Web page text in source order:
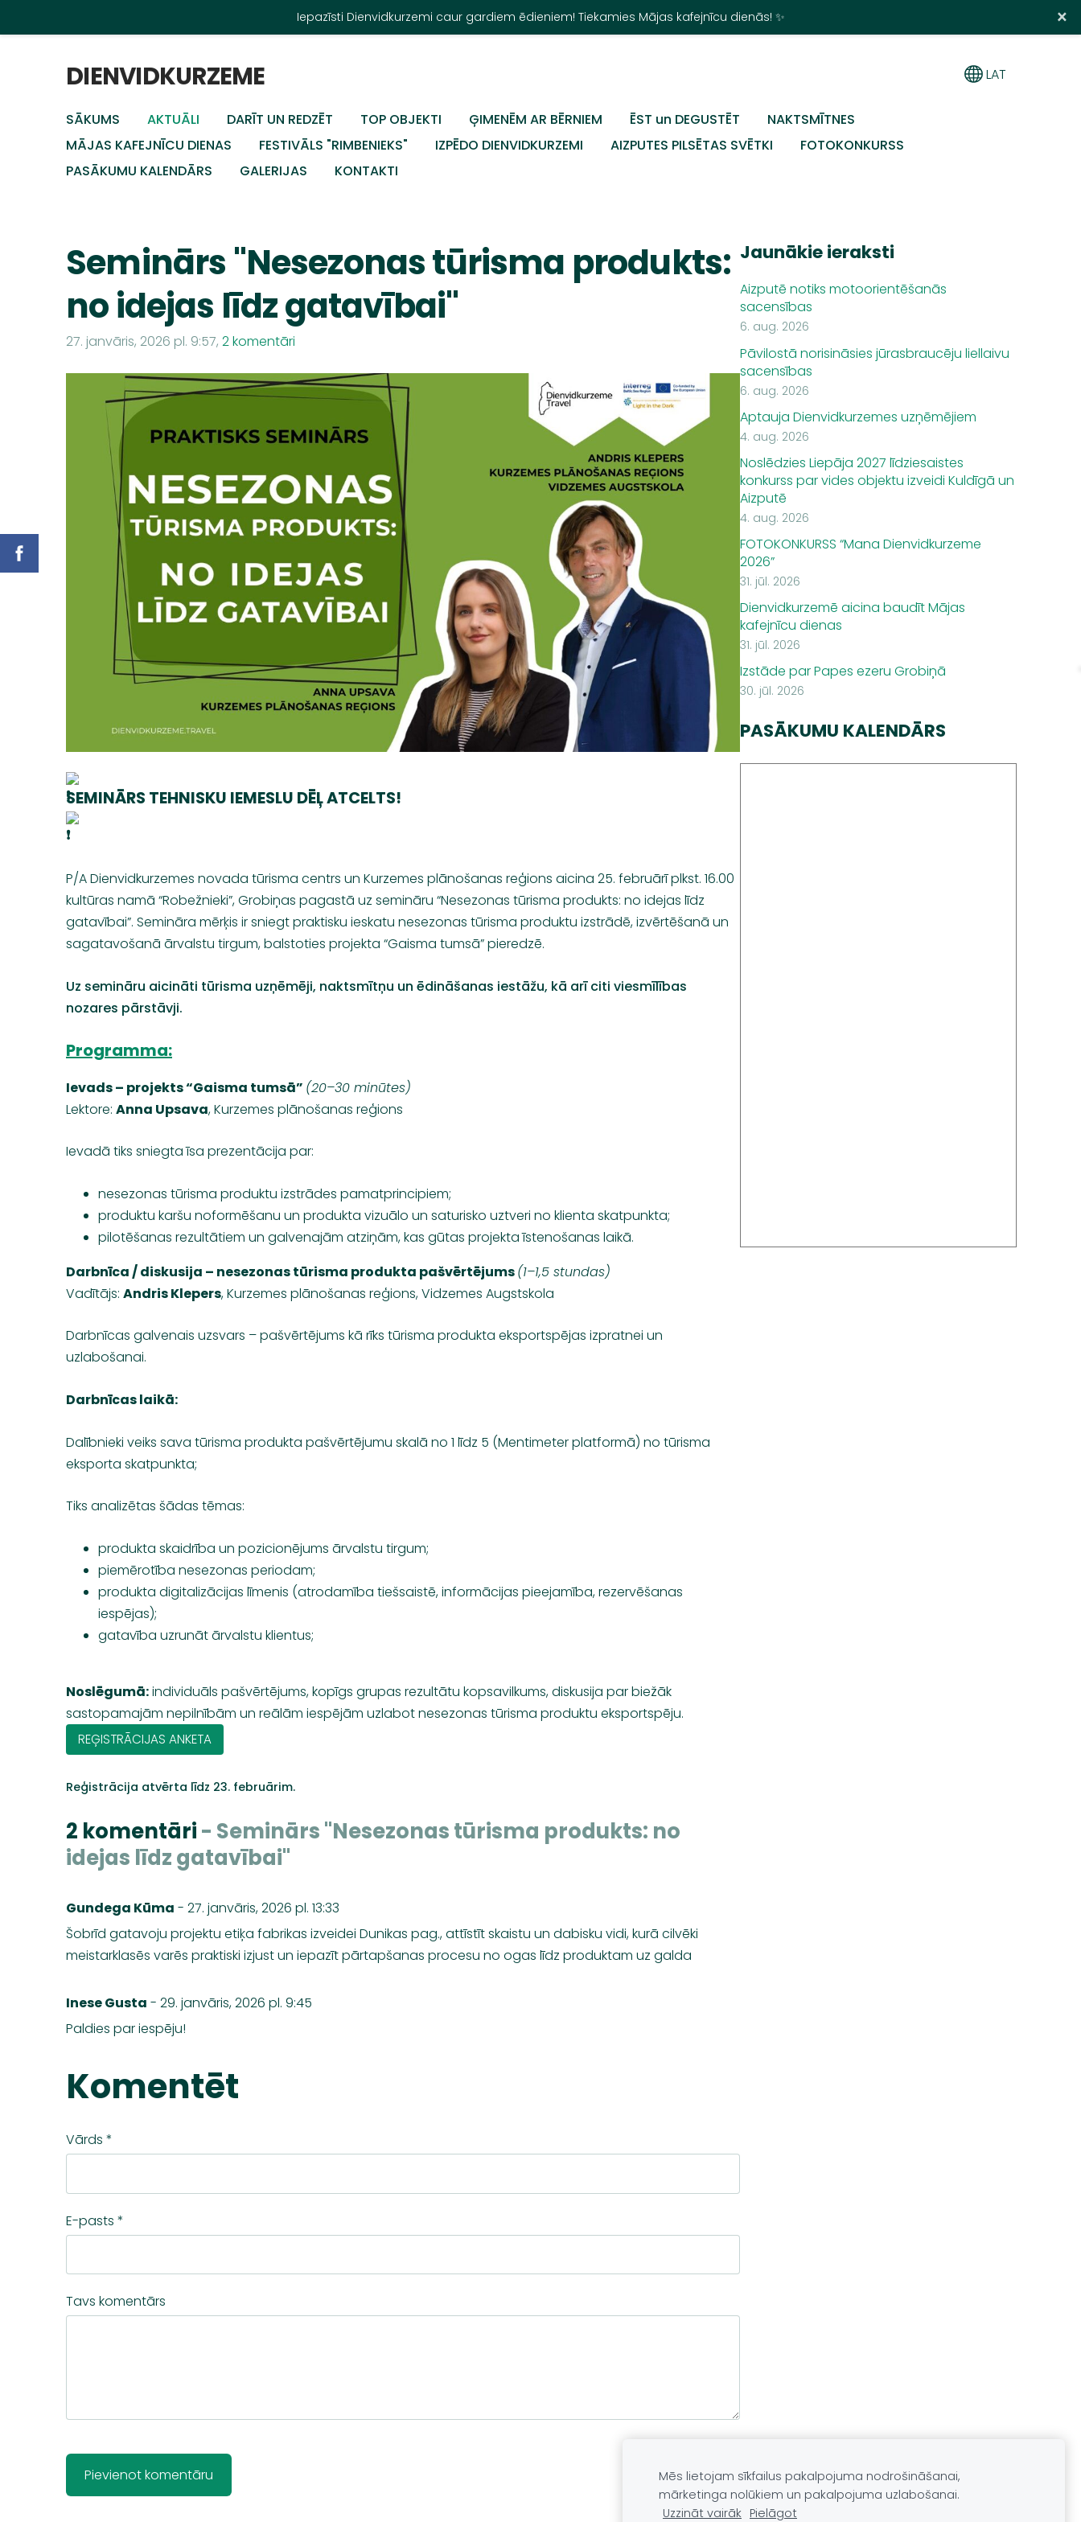
Iepazīsti Dienvidkurzemi caur gardiem ēdieniem! Tiekamies Mājas kafejnīcu dienās! ✨ ×
DIENVIDKURZEME
SĀKUMS AKTUĀLI DARĪT UN REDZĒT TOP OBJEKTI ĢIMENĒM AR BĒRNIEM ĒST un DEGUSTĒT
NAKTSMĪTNES
MĀJAS KAFEJNĪCU DIENAS
FESTIVĀLS "RIMBENIEKS" IZPĒDO DIENVIDKURZEMI AIZPUTES PILSĒTAS SVĒTKI
FOTOKONKURSS
PASĀKUMU KALENDĀRS
GALERIJAS KONTAKTI
LAT
Jaunākie ieraksti
Aizputē notiks motoorientēšanās
sacensības
6. aug. 2026
Pāvilostā norisināsies jūrasbraucēju liellaivu
sacensības
6. aug. 2026
Aptauja Dienvidkurzemes uzņēmējiem
4. aug. 2026
Noslēdzies Liepāja 2027 līdziesaistes
konkurss par vides objektu izveidi Kuldīgā un
Aizputē
4. aug. 2026
FOTOKONKURSS “Mana Dienvidkurzeme
2026”
31. jūl. 2026
Dienvidkurzemē aicina baudīt Mājas
kafejnīcu dienas
31. jūl. 2026
Izstāde par Papes ezeru Grobiņā
30. jūl. 2026
PASĀKUMU KALENDĀRS
Seminārs "Nesezonas tūrisma produkts:
no idejas līdz gatavībai"
27. janvāris, 2026 pl. 9:57, 2 komentāri
SEMINĀRS TEHNISKU IEMESLU DĒĻ ATCELTS!
P/ADienvidkurzemes novada tūrisma centrs un Kurzemes plānošanas reģions aicina 25. februārī plkst. 16.00
kultūras namā “Robežnieki”, Grobiņas pagastā uz semināru “Nesezonas tūrisma produkts: no idejas līdz
gatavībai”. Semināra mērķis ir sniegt praktisku ieskatu nesezonas tūrisma produktu izstrādē, izvērtēšanā un
sagatavošanā ārvalstu tirgum, balstoties projekta “Gaisma tumsā”pieredzē.
Uz semināru aicināti tūrisma uzņēmēji, naktsmītņu un ēdināšanas iestāžu, kā arī citi viesmīlības
nozares pārstāvji.
Programma:
Ievads – projekts “Gaisma tumsā” (20–30 minūtes)
Lektore: Anna Upsava, Kurzemes plānošanas reģions
Ievadā tiks sniegta īsa prezentācija par:
nesezonas tūrisma produktu izstrādes pamatprincipiem;
produktu karšu noformēšanu un produkta vizuālo un saturisko uztveri no klienta skatpunkta;
pilotēšanas rezultātiem un galvenajām atziņām, kas gūtas projekta īstenošanas laikā.
Darbnīca / diskusija – nesezonas tūrisma produkta pašvērtējums(1–1,5 stundas)
Vadītājs: Andris Klepers, Kurzemes plānošanas reģions, Vidzemes Augstskola
Darbnīcas galvenais uzsvars – pašvērtējums kā rīks tūrisma produkta eksportspējas izpratnei un
uzlabošanai.
Darbnīcas laikā:
Dalībnieki veiks sava tūrisma produkta pašvērtējumu skalā no 1 līdz 5 (Mentimeter platformā) no tūrisma
eksporta skatpunkta;
Tiks analizētas šādas tēmas:
produkta skaidrība un pozicionējums ārvalstu tirgum;
piemērotība nesezonas periodam;
produkta digitalizācijas līmenis (atrodamība tiešsaistē, informācijas pieejamība, rezervēšanas
iespējas);
gatavība uzrunāt ārvalstu klientus;
Noslēgumā:individuāls pašvērtējums, kopīgs grupas rezultātu kopsavilkums, diskusija par biežāk
sastopamajām nepilnībām un reālām iespējām uzlabot nesezonas tūrisma produktu eksportspēju.
REĢISTRĀCIJAS ANKETA
Reģistrācija atvērta līdz 23. februārim.
2 komentāri- Seminārs "Nesezonas tūrisma produkts: no
idejas līdz gatavībai"
Gundega Kūma - 27. janvāris, 2026 pl. 13:33
Šobrīd gatavoju projektu etiķa fabrikas izveidei Dunikas pag., attīstīt skaistu un dabisku vidi, kurā cilvēki
meistarklasēs varēs praktiski izjust un iepazīt pārtapšanas procesu no ogas līdz produktam uz galda
Inese Gusta - 29. janvāris, 2026 pl. 9:45
Paldies par iespēju!
Komentēt
Vārds *
E-pasts *
Tavs komentārs
Mēs lietojam sīkfailus pakalpojuma nodrošināšanai,
mārketinga nolūkiem un pakalpojuma uzlabošanai.
Uzzināt vairāk Pielāgot